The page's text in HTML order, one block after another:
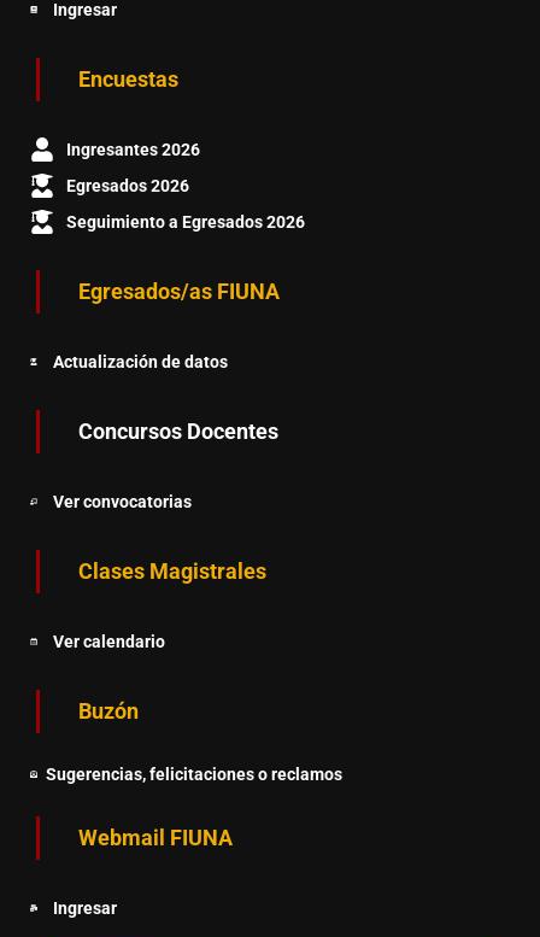
Ingresar
Encuestas
Ingresantes 2026
Egresados 2026
Seguimiento a Egresados 2026
Egresados/as FIUNA
Actualización de datos
Concursos Docentes
Ver convocatorias
Clases Magistrales
Ver calendario
Buzón
Sugerencias, felicitaciones o reclamos
Webmail FIUNA
Ingresar